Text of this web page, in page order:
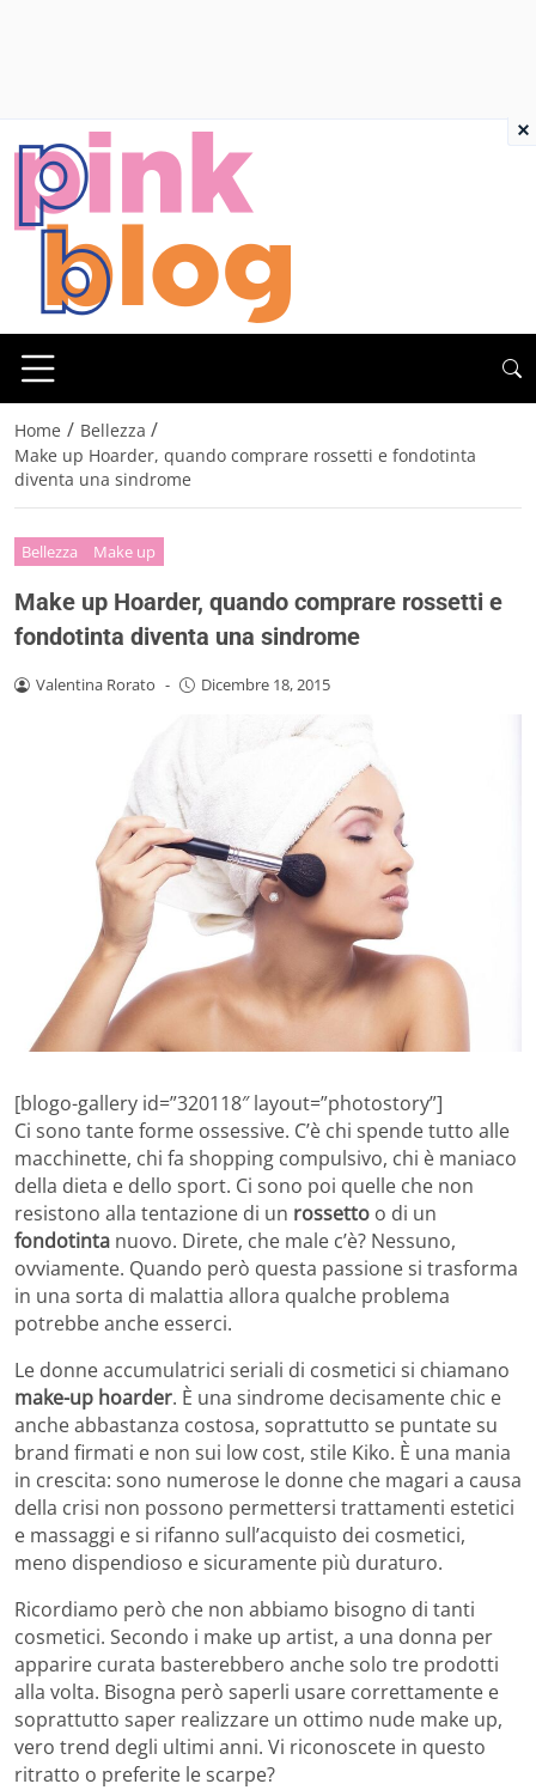
Home / Bellezza /
Make up Hoarder, quando comprare rossetti e fondotinta
diventa una sindrome
Bellezza Make up
Make up Hoarder, quando comprare rossetti e
fondotinta diventa una sindrome
Valentina Rorato - Dicembre 18, 2015
[blogo-gallery id=”320118″ layout=”photostory”]
Ci sono tante forme ossessive. C’è chi spende tutto alle
macchinette, chi fa shopping compulsivo, chi è maniaco
della dieta e dello sport. Ci sono poi quelle che non
resistono alla tentazione di un rossetto o di un
fondotinta nuovo. Direte, che male c’è? Nessuno,
ovviamente. Quando però questa passione si trasforma
in una sorta di malattia allora qualche problema
potrebbe anche esserci.
Le donne accumulatrici seriali di cosmetici si chiamano
make-up hoarder. È una sindrome decisamente chic e
anche abbastanza costosa, soprattutto se puntate su
brand firmati e non sui low cost, stile Kiko. È una mania
in crescita: sono numerose le donne che magari a causa
della crisi non possono permettersi trattamenti estetici
e massaggi e si rifanno sull’acquisto dei cosmetici,
meno dispendioso e sicuramente più duraturo.
Ricordiamo però che non abbiamo bisogno di tanti
cosmetici. Secondo i make up artist, a una donna per
apparire curata basterebbero anche solo tre prodotti
alla volta. Bisogna però saperli usare correttamente e
soprattutto saper realizzare un ottimo nude make up,
vero trend degli ultimi anni. Vi riconoscete in questo
ritratto o preferite le scarpe?
×